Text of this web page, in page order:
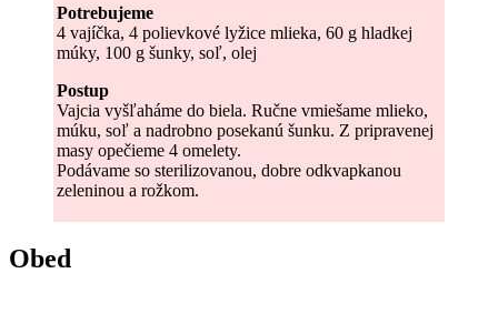
Potrebujeme
4 vajíčka, 4 polievkové lyžice mlieka, 60 g hladkej
múky, 100 g šunky, soľ, olej
Postup
Vajcia vyšľaháme do biela. Ručne vmiešame mlieko,
múku, soľ a nadrobno posekanú šunku. Z pripravenej
masy opečieme 4 omelety.
Podávame so sterilizovanou, dobre odkvapkanou
zeleninou a rožkom.
Obed